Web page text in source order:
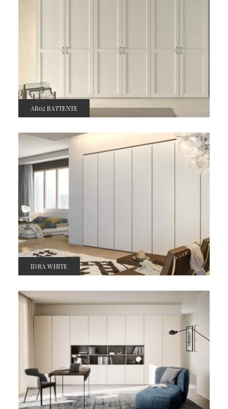
AB02 BATTENTE
IDRA WHITE